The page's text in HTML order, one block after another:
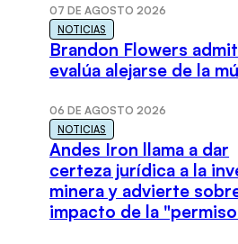
07 DE AGOSTO 2026
NOTICIAS
Brandon Flowers
evalúa alejarse de la
06 DE AGOSTO 2026
NOTICIAS
Andes Iron llama a dar
certeza jurídica a la
minera y advierte
impacto de la